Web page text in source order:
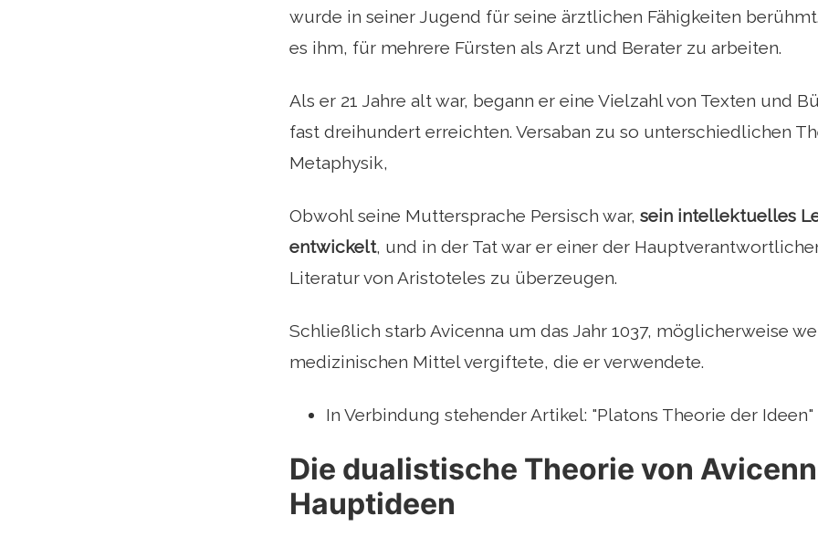
wurde in seiner Jugend für seine ärztlichen Fähigkeiten
es ihm, für mehrere Fürsten als Arzt und Berater zu arbeiten.
Als er 21 Jahre alt war, begann er eine Vielzahl von Texten und
fast dreihundert erreichten. Versaban zu so unterschiedlichen
Metaphysik,
Obwohl seine Muttersprache Persisch war, sein intellektuelles
entwickelt, und in der Tat war er einer der
Literatur von Aristoteles zu überzeugen.
Schließlich starb Avicenna um das Jahr 1037, möglicherweise
medizinischen Mittel vergiftete, die er verwendete.
In Verbindung stehender Artikel: "Platons Theorie der Ideen"
Die dualistische Theorie von
Hauptideen